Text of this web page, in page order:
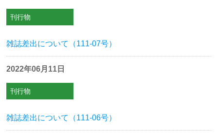
刊行物
雑誌差出について（111-07号）
2022年06月11日
刊行物
雑誌差出について（111-06号）